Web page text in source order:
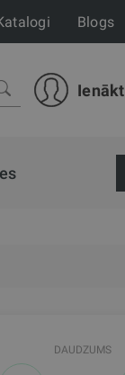
Blogs
Ienākt
DAUDZUMS